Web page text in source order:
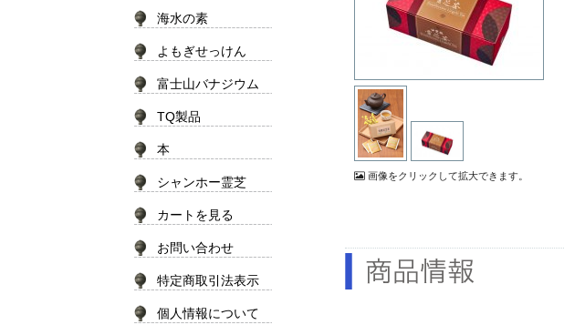
海水の素
よもぎせっけん
富士山バナジウム
TQ製品
本
シャンホー霊芝
カートを見る
お問い合わせ
特定商取引法表示
個人情報について
画像をクリックして拡大できます。